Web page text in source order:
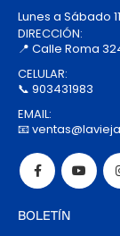
Lunes a Sábado
DIRECCIÓN:
📍 Calle Roma
CELULAR:
📞 903431983
EMAIL:
📧
BOLETÍN